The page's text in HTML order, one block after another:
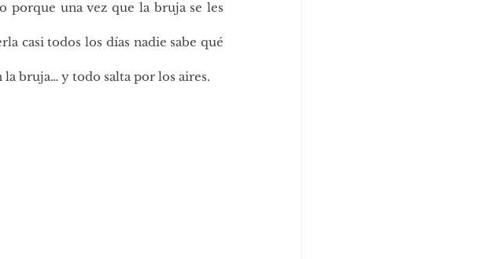
porque una vez que la bruja se les
casi todos los días nadie sabe qué
bruja… y todo salta por los aires.